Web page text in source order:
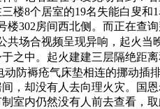
楼8个居室的19名失能白叟
302房间西北侧。而正在查
场合视频呈现异响，起火当
之中。起火建建三层隔绝距
防褥疮气床垫相连的挪动插
，却没有人去向理火灾。国
室内仍然没有人前去查看，